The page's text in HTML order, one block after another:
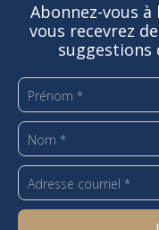
Abonnez-vous
vous recevrez
suggestions